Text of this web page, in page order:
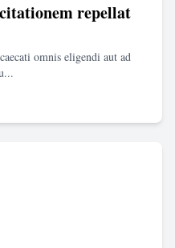
repellat
omnis eligendi aut ad